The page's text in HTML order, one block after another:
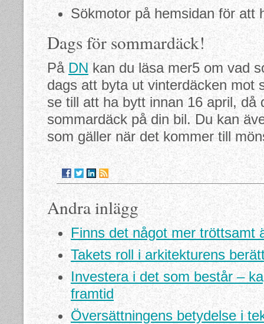
Sökmotor på hemsidan för att
Dags för sommardäck!
På DNkan du läsa mer5 om vad
dags att byta ut vinterdäcken mot
se till att ha bytt innan 16 april, då
sommardäck på din bil. Du kan
som gäller när det kommer till
Andra inlägg
Finns det något mer tröttsamt
Takets roll i arkitekturens
Investera i det som består –
framtid
Översättningens betydelse i